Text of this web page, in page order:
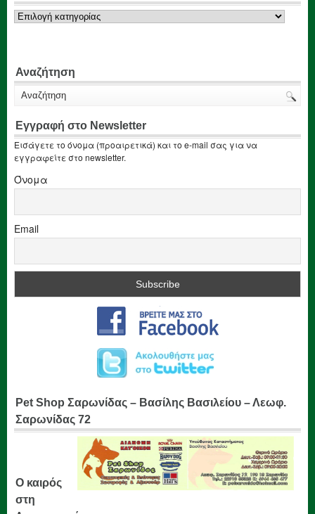
Κατηγορίες
Αναζήτηση
Εγγραφή στο Newsletter
Εισάγετε το όνομα (προαιρετικά) και το e-mail σας για να
εγγραφείτε στο newsletter.
Όνομα
Email
Pet Shop Σαρωνίδας – Βασίλης Βασιλείου – Λεωφ.
Σαρωνίδας 72
Ο καιρός
στη